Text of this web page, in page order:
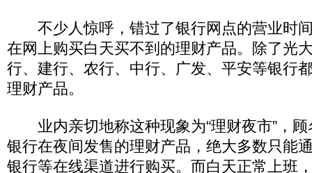
不少人惊呼，错过了银行网点的营业时
在网上购买白天买不到的理财产品。除了光
行、建行、农行、中行、广发、平安等银行
理财产品。
业内亲切地称这种现象为“理财夜市”，顾
银行在夜间发售的理财产品，绝大多数只能
银行等在线渠道进行购买。而白天正常上班